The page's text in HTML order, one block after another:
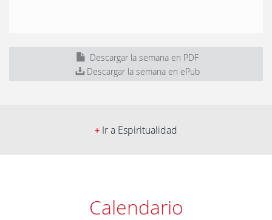
Descargar la semana en PDF
Descargar la semana en ePub
+ Ir a Espiritualidad
Calendario